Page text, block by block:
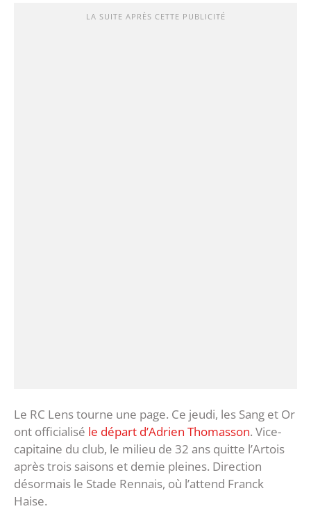
LA SUITE APRÈS CETTE PUBLICITÉ
Le RC Lens tourne une page. Ce jeudi, les Sang et Or
ont officialisé le départ d’Adrien Thomasson. Vice-
capitaine du club, le milieu de 32 ans quitte l’Artois
après trois saisons et demie pleines. Direction
désormais le Stade Rennais, où l’attend Franck
Haise.